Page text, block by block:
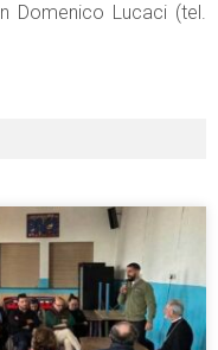
Domenico Lucaci (tel.